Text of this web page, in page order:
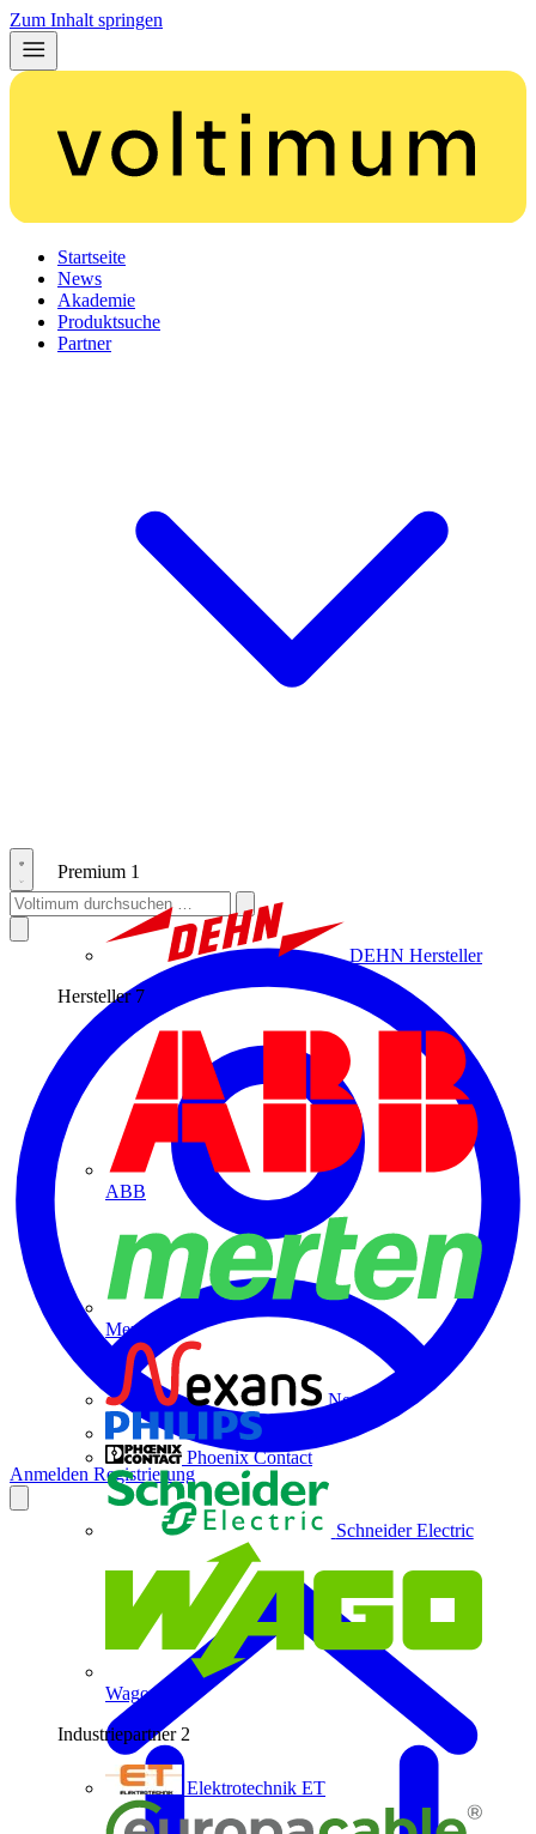
Zum Inhalt springen
Startseite
News
Akademie
Produktsuche
Partner
Premium 1
DEHN Hersteller
Hersteller 7
ABB
Merten
Nexans
Phoenix Contact
Schneider Electric
Wago
Industriepartner 2
Elektrotechnik ET
Anmelden Registrierung